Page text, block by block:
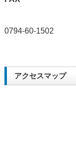
0794-60-1502
アクセスマップ